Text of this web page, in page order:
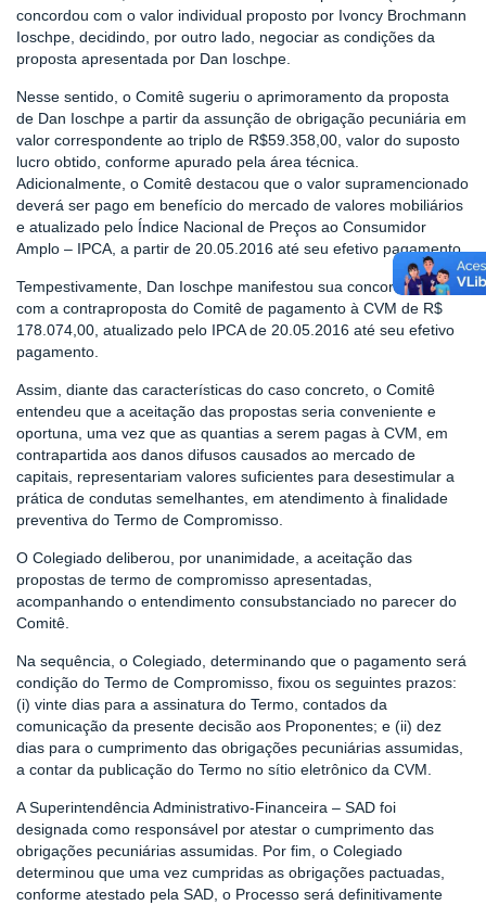
concordou com o valor individual proposto por Ivoncy Brochmann
Ioschpe, decidindo, por outro lado, negociar as condições da
proposta apresentada por Dan Ioschpe.
Nesse sentido, o Comitê sugeriu o aprimoramento da proposta
de Dan Ioschpe a partir da assunção de obrigação pecuniária em
valor correspondente ao triplo de R$59.358,00, valor do suposto
lucro obtido, conforme apurado pela área técnica.
Adicionalmente, o Comitê destacou que o valor supramencionado
deverá ser pago em benefício do mercado de valores mobiliários
e atualizado pelo Índice Nacional de Preços ao Consumidor
Amplo – IPCA, a partir de 20.05.2016 até seu efetivo pagamento.
Tempestivamente, Dan Ioschpe manifestou sua concordância
com a contraproposta do Comitê de pagamento à CVM de R$
178.074,00, atualizado pelo IPCA de 20.05.2016 até seu efetivo
pagamento.
Assim, diante das características do caso concreto, o Comitê
entendeu que a aceitação das propostas seria conveniente e
oportuna, uma vez que as quantias a serem pagas à CVM, em
contrapartida aos danos difusos causados ao mercado de
capitais, representariam valores suficientes para desestimular a
prática de condutas semelhantes, em atendimento à finalidade
preventiva do Termo de Compromisso.
O Colegiado deliberou, por unanimidade, a aceitação das
propostas de termo de compromisso apresentadas,
acompanhando o entendimento consubstanciado no parecer do
Comitê.
Na sequência, o Colegiado, determinando que o pagamento será
condição do Termo de Compromisso, fixou os seguintes prazos:
(i) vinte dias para a assinatura do Termo, contados da
comunicação da presente decisão aos Proponentes; e (ii) dez
dias para o cumprimento das obrigações pecuniárias assumidas,
a contar da publicação do Termo no sítio eletrônico da CVM.
A Superintendência Administrativo-Financeira – SAD foi
designada como responsável por atestar o cumprimento das
obrigações pecuniárias assumidas. Por fim, o Colegiado
determinou que uma vez cumpridas as obrigações pactuadas,
conforme atestado pela SAD, o Processo será definitivamente